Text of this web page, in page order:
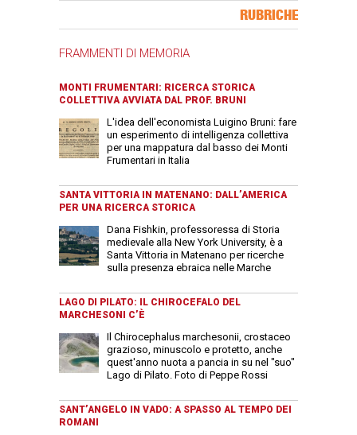
RUBRICHE
FRAMMENTI DI MEMORIA
MONTI FRUMENTARI: RICERCA STORICA
COLLETTIVA AVVIATA DAL PROF. BRUNI
L'idea dell'economista Luigino Bruni: fare
un esperimento di intelligenza collettiva
per una mappatura dal basso dei Monti
Frumentari in Italia
SANTA VITTORIA IN MATENANO: DALL’AMERICA
PER UNA RICERCA STORICA
Dana Fishkin, professoressa di Storia
medievale alla New York University, è a
Santa Vittoria in Matenano per ricerche
sulla presenza ebraica nelle Marche
LAGO DI PILATO: IL CHIROCEFALO DEL
MARCHESONI C’È
Il Chirocephalus marchesonii, crostaceo
grazioso, minuscolo e protetto, anche
quest'anno nuota a pancia in su nel "suo"
Lago di Pilato. Foto di Peppe Rossi
SANT’ANGELO IN VADO: A SPASSO AL TEMPO DEI
ROMANI